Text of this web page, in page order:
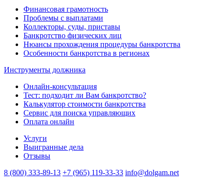
Финансовая грамотность
Проблемы с выплатами
Коллекторы, суды, приставы
Банкротство физических лиц
Нюансы прохождения процедуры банкротства
Особенности банкротства в регионах
Инструменты должника
Онлайн-консультация
Тест: подходит ли Вам банкротство?
Калькулятор стоимости банкротства
Сервис для поиска управляющих
Оплата онлайн
Услуги
Выигранные дела
Отзывы
8 (800) 333-89-13 +7 (965) 119-33-33 info@dolgam.net